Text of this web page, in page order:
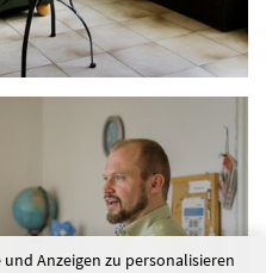
Anzeigen zu personalisieren